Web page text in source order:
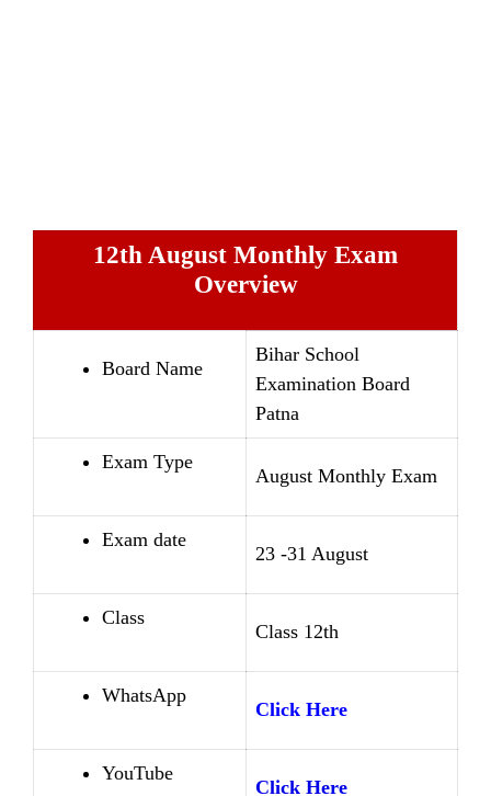
12th August Monthly Exam
Overview
Board Name
Bihar School
Examination Board
Patna
Exam Type
August Monthly Exam
Exam date
23 -31 August
Class
Class 12th
WhatsApp
Click Here
YouTube
Click Here